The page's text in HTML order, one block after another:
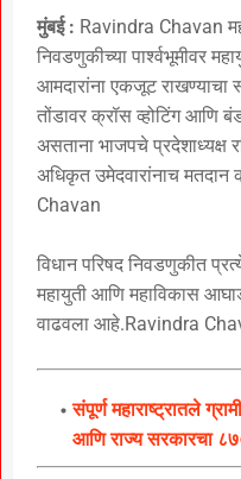
मुंबई : Ravindra Chavan
निवडणुकीच्या पार्श्वभूमीवर
आमदारांना एकजूट राखण्याचा
तोंडावर क्रॉस व्होटिंग आणि
असताना भाजपचे प्रदेशाध्यक्ष
अधिकृत उमेदवारांनाच
Chavan
विधान परिषद निवडणुकीत
महायुती आणि महाविकास
वाढवला आहे.Ravindra
संपूर्ण महाराष्ट्रातले
आणि राज्य सरकारचा